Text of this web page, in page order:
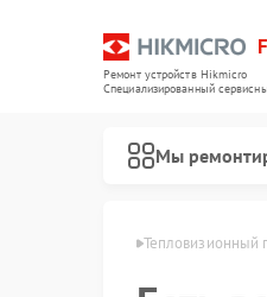
Ремонт устройств Hikmicro
Специализированный
Мы
Тепловизионный